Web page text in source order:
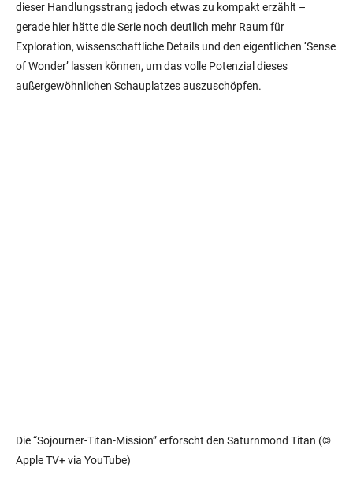
dieser Handlungsstrang jedoch etwas zu kompakt erzählt –
gerade hier hätte die Serie noch deutlich mehr Raum für
Exploration, wissenschaftliche Details und den eigentlichen ‘Sense
of Wonder’ lassen können, um das volle Potenzial dieses
außergewöhnlichen Schauplatzes auszuschöpfen.
Die “Sojourner-Titan-Mission” erforscht den Saturnmond Titan (©
Apple TV+ via YouTube)